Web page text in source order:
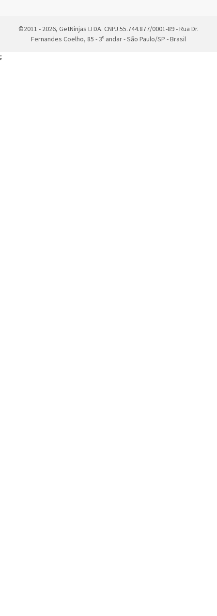
©2011 - 2026, GetNinjas LTDA. CNPJ 55.744.877/0001-89 - Rua Dr.
Fernandes Coelho, 85 - 3º andar - São Paulo/SP - Brasil
;